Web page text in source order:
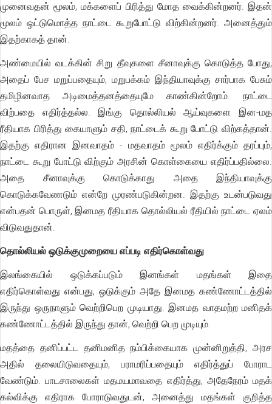
முனைவதன் மூலம், மக்களைப் பிரித்து மோத வைக்கின்றனர். இதன்
மூலம் ஒட்டுமொத்த நாட்டை கூறுபோட்டு விற்கின்றனர். அனைத்தும்
இதற்காகத் தான்.
அண்மையில் வடக்கின் சிறு தீவுகளை சீனாவுக்கு கொடுத்த போது,
அதைப் பேச மறுப்பதையும், மறுபக்கம் இந்தியாவுக்கு சார்பாக பேசும்
தமிழினவாத அடிமைத்தனத்தையுமே காண்கின்றோம். நாட்டை
விற்பதை எதிர்த்தல்ல. இங்கு தொல்லியல் ஆய்வுகளை இன-மத
ரீதியாக பிரித்து கையாளும் சதி, நாட்டைக் கூறு போட்டு விற்கத்தான்.
இதற்கு எதிரான இனவாதம் - மதவாதம் மூலம் எதிர்க்கும் தரப்பும்,
நாட்டை கூறு போட்டு விற்கும் அரசின் கொள்கையை எதிர்ப்பதில்லை.
அதை சீனாவுக்கு கொடுக்காது அதை இந்தியாவுக்கு
கொடுக்கவேணடும் என்றே முரண்படுகின்றன. இதற்கு உடன்படுவது
என்பதன் பொருள், இனமத ரீதியாக தொல்லியல் ரீதியில் நாட்டை ஏலம்
விடுவதுதான்.
தொல்லியல் ஒடுக்குமுறையை எப்படி எதிர்கொள்வது
இலங்கையில் ஒடுக்கப்படும் இனங்கள் மதங்கள் இதை
எதிர்கொள்வது என்பது, ஒடுக்கும் அதே இனமத கண்ணோட்டத்தில்
இருந்து ஒருநாளும் வெற்றிபெற முடியாது. இனமத வாதமற்ற மனிதக்
கண்ணோட்டத்தில் இருந்து தான், வெற்றி பெற முடியும்.
மதத்தை தனிப்பட்ட தனிமனித நம்பிக்கையாக முன்னிறுத்தி, அரச
அதில் தலையிடுவதையும், பராமரிப்பதையும் எதிர்த்துப் போராட
வேண்டும். பாடசாலைகள் மதமயமாவதை எதிர்த்து, அதேநேரம் மதக்
கல்விக்கு எதிராக போராடுவதுடன், அனைத்து மதங்கள் குறித்த